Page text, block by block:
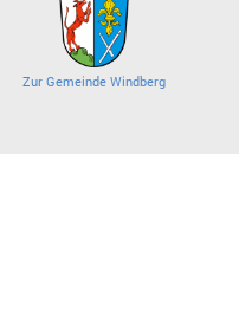
Zur Gemeinde Windberg